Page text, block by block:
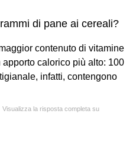
di pane ai cereali?
contenuto di vitamine
calorico più alto: 100
infatti, contengono
Visualizza la risposta completa su